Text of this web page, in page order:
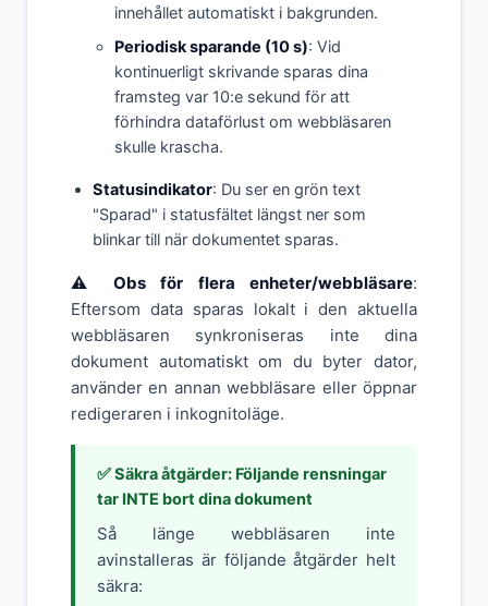
innehållet automatiskt i bakgrunden.
Periodisk sparande (10 s): Vid
kontinuerligt skrivande sparas dina
framsteg var 10:e sekund för att
förhindra dataförlust om webbläsaren
skulle krascha.
Statusindikator: Du ser en grön text
"Sparad" i statusfältet längst ner som
blinkar till när dokumentet sparas.
⚠️ Obs för flera enheter/webbläsare:
Eftersom data sparas lokalt i den aktuella
webbläsaren synkroniseras inte dina
dokument automatiskt om du byter dator,
använder en annan webbläsare eller öppnar
redigeraren i inkognitoläge.
✅ Säkra åtgärder: Följande rensningar
tar INTE bort dina dokument
Så länge webbläsaren inte
avinstalleras är följande åtgärder helt
säkra: